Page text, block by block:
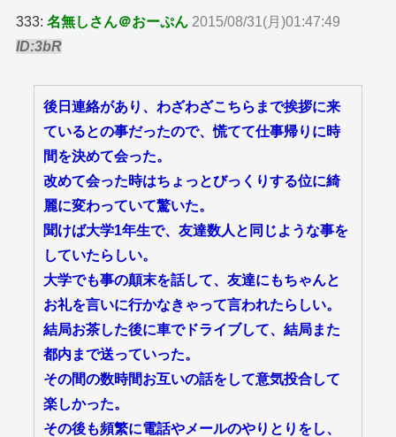
333:名無しさん＠おーぷん 2015/08/31(月)01:47:49
ID:3bR
後日連絡があり、わざわざこちらまで挨拶に来
ているとの事だったので、慌てて仕事帰りに時
間を決めて会った。
改めて会った時はちょっとびっくりする位に綺
麗に変わっていて驚いた。
聞けば大学1年生で、友達数人と同じような事を
していたらしい。
大学でも事の顛末を話して、友達にもちゃんと
お礼を言いに行かなきゃって言われたらしい。
結局お茶した後に車でドライブして、結局また
都内まで送っていった。
その間の数時間お互いの話をして意気投合して
楽しかった。
その後も頻繁に電話やメールのやりとりをし、